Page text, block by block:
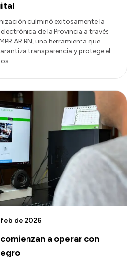
culminó exitosamente la
de la Provincia a través
RN, una herramienta que
transparencia y protege el
a operar con
de 2026